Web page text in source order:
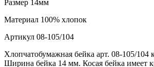
Размер 14мм
Материал 100% хлопок
Артикул 08-105/104
Хлопчатобумажная бейка арт. 08-105/104
Ширина бейка 14 мм. Косая бейка имеет